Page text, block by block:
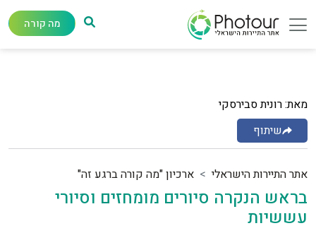
מה קורה
מאת: רונית סבירסקי
שיתוף
אתר התיירות הישראלי ארכיון "מה קורה ברגע זה"
בראש הנקרה סיורים מומחזים וסיורי
עששיות